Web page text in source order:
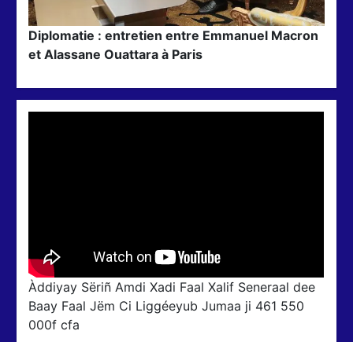
Diplomatie : entretien entre Emmanuel Macron
et Alassane Ouattara à Paris
Àddiyay Sëriñ Amdi Xadi Faal Xalif Seneraal dee
Baay Faal Jëm Ci Liggéeyub Jumaa ji 461 550
000f cfa